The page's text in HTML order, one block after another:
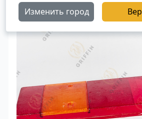
Изменить город